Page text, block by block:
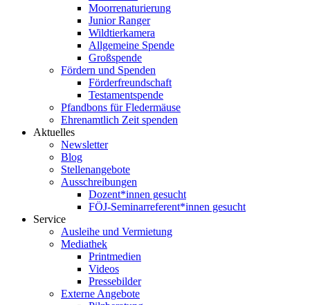
Moorrenaturierung
Junior Ranger
Wildtierkamera
Allgemeine Spende
Großspende
Fördern und Spenden
Förderfreundschaft
Testamentspende
Pfandbons für Fledermäuse
Ehrenamtlich Zeit spenden
Aktuelles
Newsletter
Blog
Stellenangebote
Ausschreibungen
Dozent*innen gesucht
FÖJ-Seminarreferent*innen gesucht
Service
Ausleihe und Vermietung
Mediathek
Printmedien
Videos
Pressebilder
Externe Angebote